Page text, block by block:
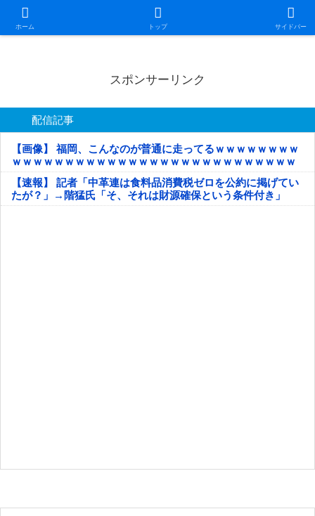
ホーム トップ サイドバー
日本第一！ニュース録
スポンサーリンク
配信記事
【画像】 福岡、こんなのが普通に走ってるｗｗｗｗｗｗｗｗ
ｗｗｗｗｗｗｗｗｗｗｗｗｗｗｗｗｗｗｗｗｗｗｗｗｗｗｗ
ｗｗｗｗｗ
【速報】 記者「中革連は食料品消費税ゼロを公約に掲げてい
たが？」→階猛氏「そ、それは財源確保という条件付き」